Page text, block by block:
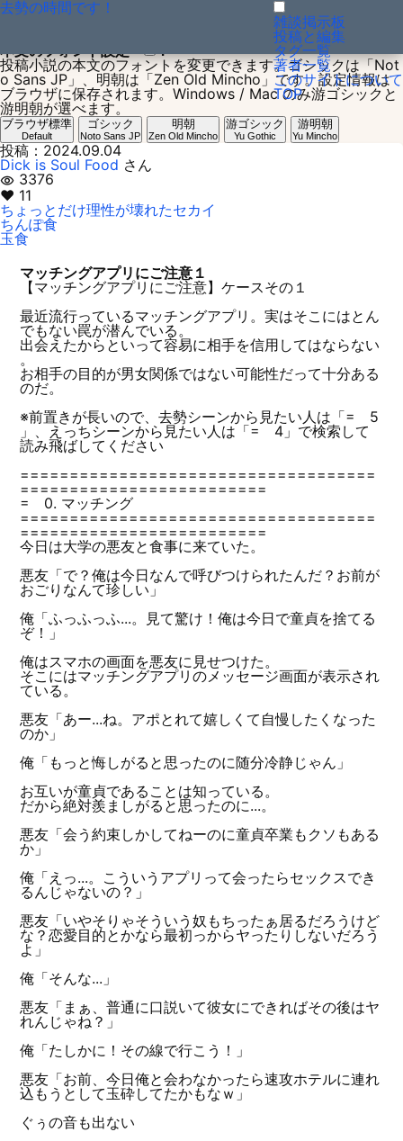
去勢の時間です！
雑談掲示板
投稿と編集
タグ一覧
著者一覧
このサイトについて
TOP
投稿小説：1725415825
本文のフォント設定
？
投稿小説の本文のフォントを変更できます。ゴシックは「Not
o Sans JP」、明朝は「Zen Old Mincho」です。設定情報は
ブラウザに保存されます。Windows / Mac のみ游ゴシックと
游明朝が選べます。
ブラウザ標準
Default
ゴシック
Noto Sans JP
明朝
Zen Old Mincho
游ゴシック
Yu Gothic
游明朝
Yu Mincho
投稿：2024.09.04
Dick is Soul Food さん
visibility 3376
♥ 11
ちょっとだけ理性が壊れたセカイ
ちんぽ食
玉食
マッチングアプリにご注意１
【マッチングアプリにご注意】ケースその１
最近流行っているマッチングアプリ。実はそこにはとん
でもない罠が潜んでいる。
出会えたからといって容易に相手を信用してはならない
。
お相手の目的が男女関係ではない可能性だって十分ある
のだ。
※前置きが長いので、去勢シーンから見たい人は「= 5
」、えっちシーンから見たい人は「= 4」で検索して
読み飛ばしてください
====================================
=========================
= 0. マッチング
====================================
=========================
今日は大学の悪友と食事に来ていた。
悪友「で？俺は今日なんで呼びつけられたんだ？お前が
おごりなんて珍しい」
俺「ふっふっふ...。見て驚け！俺は今日で童貞を捨てる
ぞ！」
俺はスマホの画面を悪友に見せつけた。
そこにはマッチングアプリのメッセージ画面が表示され
ている。
悪友「あー...ね。アポとれて嬉しくて自慢したくなった
のか」
俺「もっと悔しがると思ったのに随分冷静じゃん」
お互いが童貞であることは知っている。
だから絶対羨ましがると思ったのに...。
悪友「会う約束しかしてねーのに童貞卒業もクソもある
か」
俺「えっ...。こういうアプリって会ったらセックスでき
るんじゃないの？」
悪友「いやそりゃそういう奴もちったぁ居るだろうけど
な？恋愛目的とかなら最初っからヤったりしないだろう
よ」
俺「そんな...」
悪友「まぁ、普通に口説いて彼女にできればその後はヤ
れんじゃね？」
俺「たしかに！その線で行こう！」
悪友「お前、今日俺と会わなかったら速攻ホテルに連れ
込もうとして玉砕してたかもなｗ」
ぐぅの音も出ない